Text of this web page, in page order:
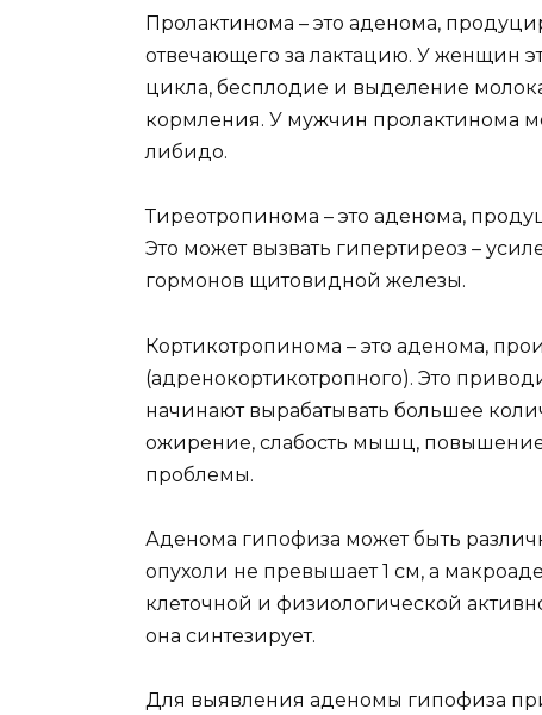
Пролактинома – это аденома,
отвечающего за лактацию. У женщин
цикла, бесплодие и выделение
кормления. У мужчин пролактинома
либидо.
Тиреотропинома – это аденома,
Это может вызвать гипертиреоз –
гормонов щитовидной железы.
Кортикотропинома – это аденома,
(адренокортикотропного). Это
начинают вырабатывать большее
ожирение, слабость мышц,
проблемы.
Аденома гипофиза может быть
опухоли не превышает 1 см, а
клеточной и физиологической
она синтезирует.
Для выявления аденомы гипофиза